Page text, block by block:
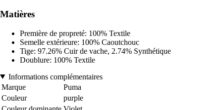
Matières
Première de propreté: 100% Textile
Semelle extérieure: 100% Caoutchouc
Tige: 97.26% Cuir de vache, 2.74% Synthétique
Doublure: 100% Textile
Informations complémentaires
Marque
Puma
Couleur
purple